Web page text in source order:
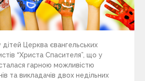
Церква євангельських
“Христа Спасителя”, що у
гарною можливістю
та викладачів двох недільних